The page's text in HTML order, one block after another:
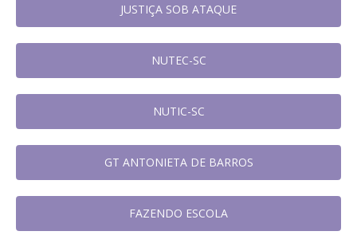
JUSTIÇA SOB ATAQUE
NUTEC-SC
NUTIC-SC
GT ANTONIETA DE BARROS
FAZENDO ESCOLA